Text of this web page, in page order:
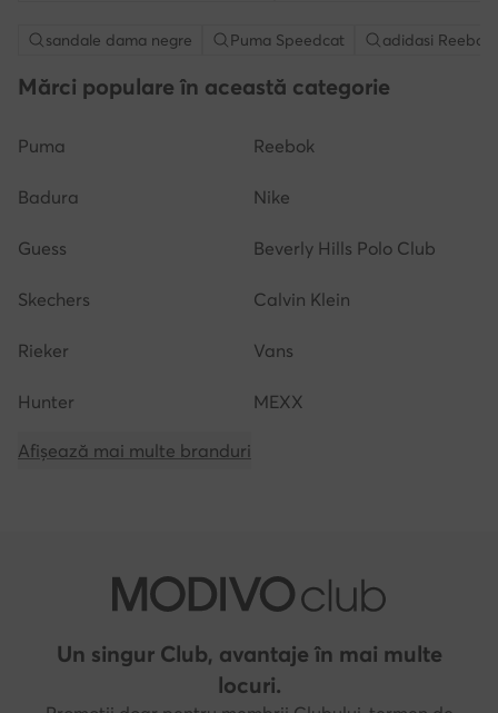
sandale dama negre Puma Speedcat adidasi Reebok
Mărci populare în această categorie
Puma Reebok
Badura Nike
Guess Beverly Hills Polo Club
Skechers Calvin Klein
Rieker Vans
Hunter MEXX
Afișează mai multe branduri
Un singur Club, avantaje în mai multe
locuri.